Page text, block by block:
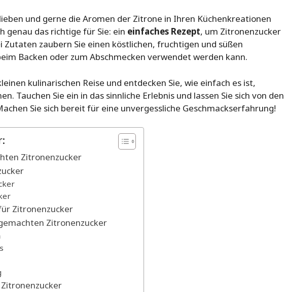
und gerne die Aromen der Zitrone in Ihren Küchenkreationen
genau das richtige für Sie: ein einfaches Rezept, um Zitronenzucker
Zutaten zaubern Sie einen köstlichen, fruchtigen und süßen
Backen oder zum Abschmecken verwendet werden kann.
kulinarischen Reise und entdecken Sie, wie einfach es ist,
Tauchen Sie ein in das sinnliche Erlebnis und lassen Sie sich von den
Sie sich bereit für eine unvergessliche Geschmackserfahrung!
Zitronenzucker
Zitronenzucker
Zitronenzucker